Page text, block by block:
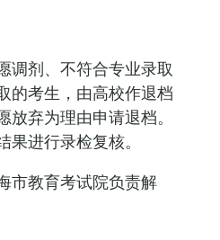
调剂、不符合专业录取
的考生，由高校作退档
弃为理由申请退档。
果进行录检复核。
市教育考试院负责解